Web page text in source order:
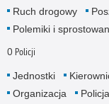
Ruch drogowy
Polemiki i
O Policji
Jednostki
Organizacja